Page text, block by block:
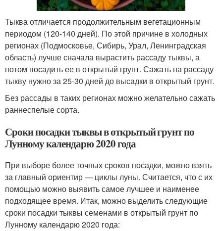
Тыква отличается продолжительным вегетационным
периодом (120-140 дней). По этой причине в холодных
регионах (Подмосковье, Сибирь, Урал, Ленинградская
область) лучше сначала вырастить рассаду тыквы, а
потом посадить ее в открытый грунт. Сажать на рассаду
тыкву нужно за 25-30 дней до высадки в открытый грунт.
Без рассады в таких регионах можно желательно сажать
раннеспелые сорта.
Сроки посадки тыквы в открытый грунт по
Лунному календарю 2020 года
При выборе более точных сроков посадки, можно взять
за главный ориентир — циклы луны. Считается, что с их
помощью можно выявить самое лучшее и наименее
подходящее время. Итак, можно выделить следующие
сроки посадки тыквы семенами в открытый грунт по
Лунному календарю 2020 года: